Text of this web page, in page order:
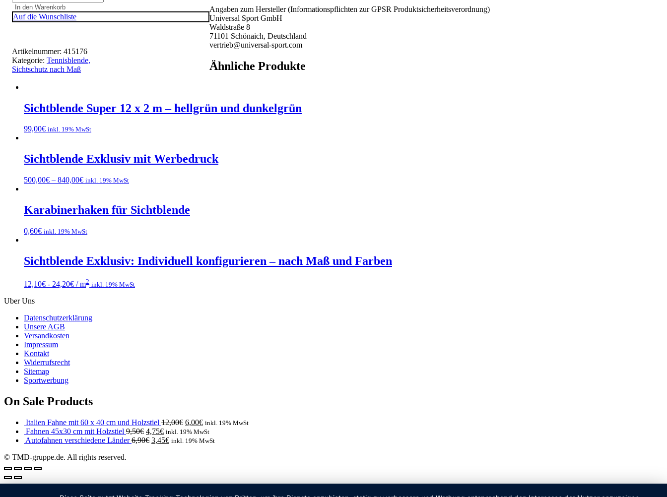
In den Warenkorb
Auf die Wunschliste
Artikelnummer: 415176
Kategorie: Tennisblende,
Sichtschutz nach Maß
Angaben zum Hersteller (Informationspflichten zur GPSR Produktsicherheitsverordnung)
Universal Sport GmbH
Waldstraße 8
71101 Schönaich, Deutschland
vertrieb@universal-sport.com
Ähnliche Produkte
Sichtblende Super 12 x 2 m – hellgrün und dunkelgrün
99,00€ inkl. 19% MwSt
Sichtblende Exklusiv mit Werbedruck
500,00€ – 840,00€ inkl. 19% MwSt
Karabinerhaken für Sichtblende
0,60€ inkl. 19% MwSt
Sichtblende Exklusiv: Individuell konfigurieren – nach Maß und Farben
12,10€ - 24,20€ / m2 inkl. 19% MwSt
Uber Uns
Datenschutzerklärung
Unsere AGB
Versandkosten
Impressum
Kontakt
Widerrufsrecht
Sitemap
Sportwerbung
On Sale Products
Italien Fahne mit 60 x 40 cm und Holzstiel 12,00€ 6,00€ inkl. 19% MwSt
Fahnen 45x30 cm mit Holzstiel 9,50€ 4,75€ inkl. 19% MwSt
Autofahnen verschiedene Länder 6,90€ 3,45€ inkl. 19% MwSt
© TMD-gruppe.de. All rights reserved.